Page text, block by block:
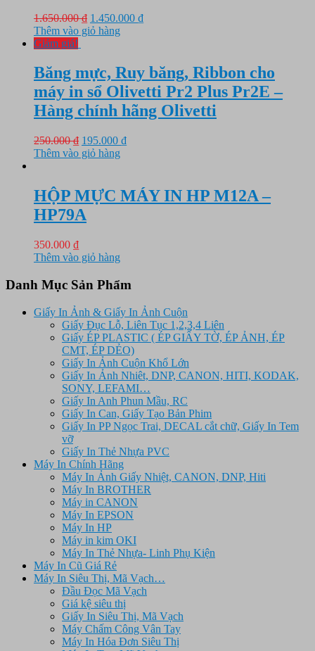
1.650.000₫ Giá
gốc
1.450.000 ₫Giá
1.450.000 ₫.
Thêm vào giỏ hàng
Giảm giá!
Băng mực, Ruy băng, Ribbon cho
máy in sổ Olivetti Pr2 Plus Pr2E –
Hàng chính hãng Olivetti
250.000₫ Giá
gốc
195.000 ₫Giá
195.000 ₫.
Thêm vào giỏ hàng
HỘP MỰC MÁY IN HP M12A –
HP79A
350.000 ₫
Thêm vào giỏ hàng
Danh Mục Sản Phẩm
Giấy In Ảnh & Giấy In Ảnh Cuộn
Giấy Đục Lỗ, Liên Tục 1,2,3,4 Liên
Giấy ÉP PLASTIC ( ÉP GIẤY TỜ, ÉP ẢNH, ÉP
CMT, ÉP DẺO)
Giấy In Ảnh Cuộn Khổ Lớn
Giấy In Ảnh Nhiêt, DNP, CANON, HITI, KODAK,
SONY, LEFAMI…
Giấy In Anh Phun Mầu, RC
Giấy In Can, Giấy Tạo Bản Phim
Giấy In PP Ngọc Trai, DECAL cắt chữ, Giấy In Tem
vỡ
Giấy In Thẻ Nhựa PVC
Máy In Chính Hãng
Máy In Ảnh Giấy Nhiệt, CANON, DNP, Hiti
Máy In BROTHER
Máy in CANON
Máy In EPSON
Máy In HP
Máy in kim OKI
Máy In Thẻ Nhựa- Linh Phụ Kiện
Máy In Cũ Giá Rẻ
Máy In Siêu Thị, Mã Vạch…
Đầu Đọc Mã Vạch
Giá kệ siêu thị
Giấy In Siêu Thị, Mã Vạch
Máy Chấm Công Vân Tay
Máy In Hóa Đơn Siêu Thị